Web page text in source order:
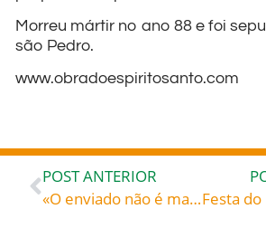
Morreu mártir no ano 88 e foi
são Pedro.
www.obradoespiritosanto.com
POST ANTERIOR
«O enviado não é mais do que aquele que o envia» – Papa Francisco Exortação apostólica «Evangelii Gaudium / A alegria do evangelho» § 24